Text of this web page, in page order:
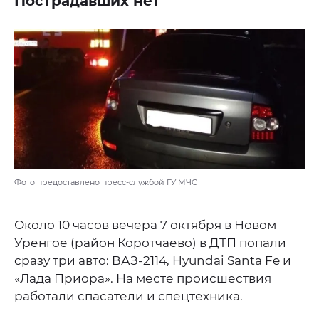
Фото предоставлено пресс-службой ГУ МЧС
Около 10 часов вечера 7 октября в Новом
Уренгое (район Коротчаево) в ДТП попали
сразу три авто: ВАЗ-2114, Hyundai Santa Fe и
«Лада Приора». На месте происшествия
работали спасатели и спецтехника.